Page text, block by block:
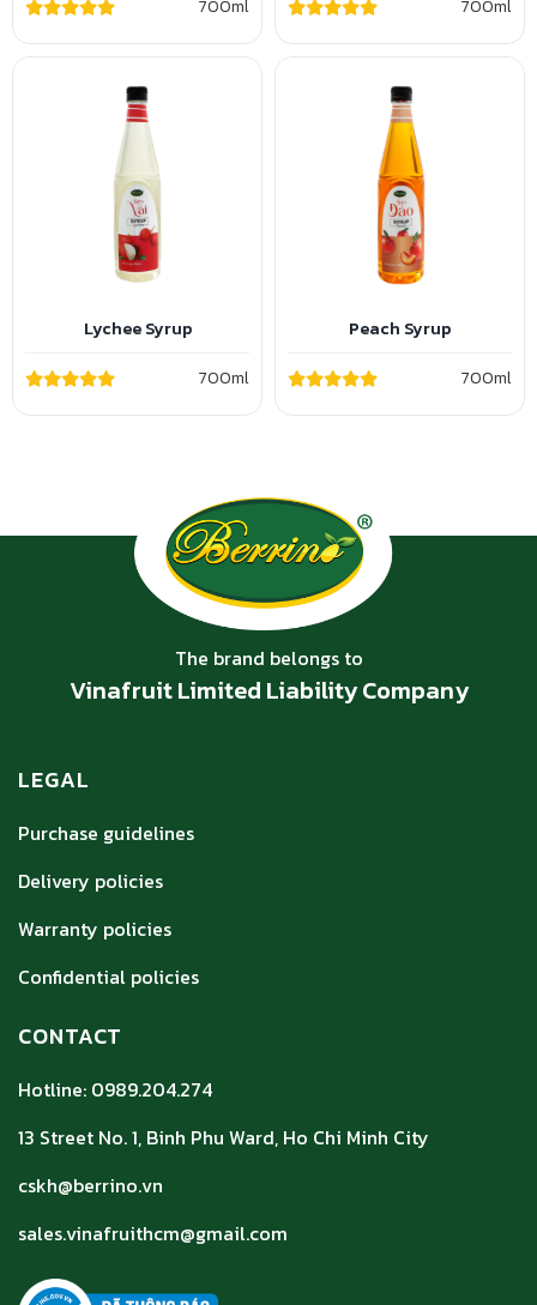
700ml
700ml
Lychee Syrup
700ml
Peach Syrup
700ml
The brand belongs to
Vinafruit Limited Liability Company
LEGAL
Purchase guidelines
Delivery policies
Warranty policies
Confidential policies
CONTACT
Hotline: 0989.204.274
13 Street No. 1, Binh Phu Ward, Ho Chi Minh City
cskh@berrino.vn
sales.vinafruithcm@gmail.com